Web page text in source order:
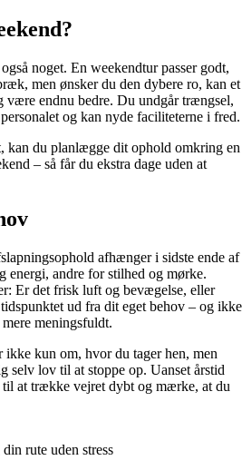
noget. En weekendtur passer godt,
men ønsker du den dybere ro, kan et
være endnu bedre. Du undgår trængsel,
og kan nyde faciliteterne i fred.
kan du planlægge dit ophold omkring en
– så får du ekstra dage uden at
afhænger i sidste ende af
energi, andre for stilhed og mørke.
Er det frisk luft og bevægelse, eller
ud fra dit eget behov – og ikke
meningsfuldt.
ikke kun om, hvor du tager hen, men
selv lov til at stoppe op. Uanset årstid
at trække vejret dybt og mærke, at du
rute uden stress